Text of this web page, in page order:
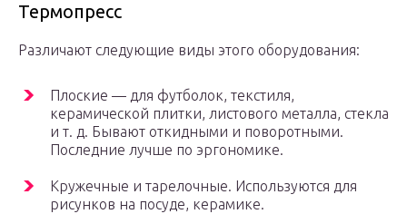
Термопресс
Различают следующие виды этого оборудования:
Плоские — для футболок, текстиля,
керамической плитки, листового металла, стекла
и т. д. Бывают откидными и поворотными.
Последние лучше по эргономике.
Кружечные и тарелочные. Используются для
рисунков на посуде, керамике.